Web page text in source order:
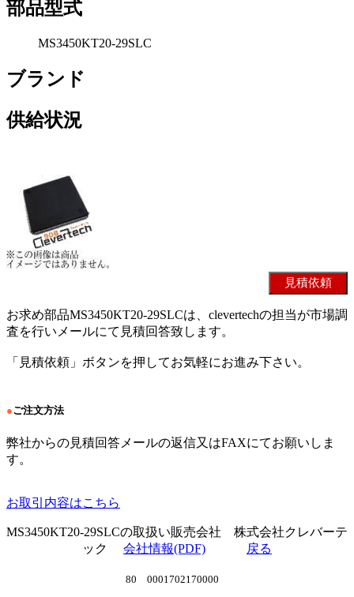
部品型式
MS3450KT20-29SLC
ブランド
供給状況
お求め部品MS3450KT20-29SLCは、clevertechの担当が市場調
査を行いメールにて見積回答致します。
「見積依頼」ボタンを押してお気軽にお進み下さい。
●ご注文方法
弊社からの見積回答メールの返信又はFAXにてお願いしま
す。
お取引内容はこちら
MS3450KT20-29SLCの取扱い販売会社 株式会社クレバーテ
ック 会社情報(PDF) 戻る
80 0001702170000